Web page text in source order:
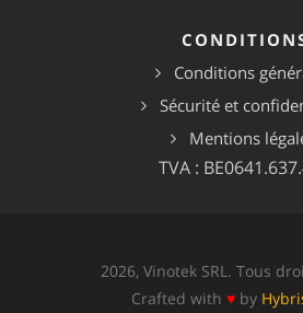
Conditions
Sécurité et
Mentions
TVA :
2026, Vinotek SRL. Tous
Crafted with ♥by